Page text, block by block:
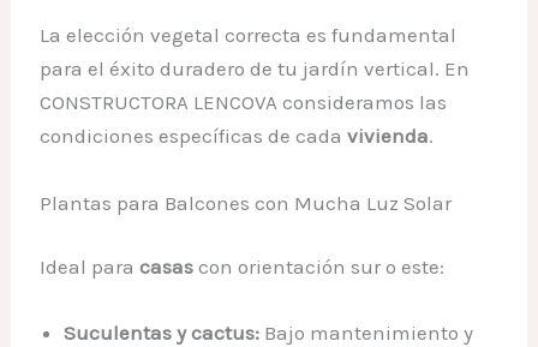
La elección vegetal correcta es fundamental
para el éxito duradero de tu jardín vertical. En
CONSTRUCTORA LENCOVA consideramos las
condiciones específicas de cadavivienda.
Plantas para Balcones con Mucha Luz Solar
Ideal paracasas con orientación sur o este:
Suculentas y cactus: Bajo mantenimiento y